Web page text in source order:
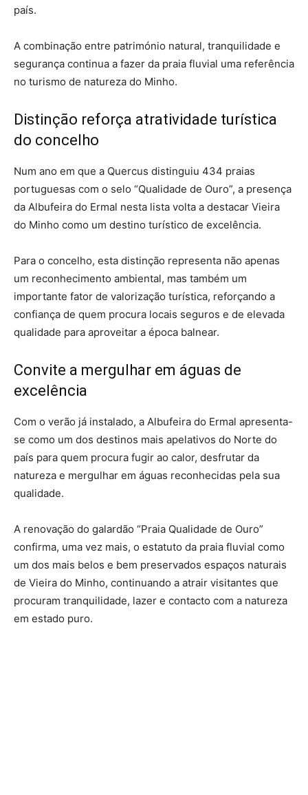
país.
A combinação entre património natural, tranquilidade e
segurança continua a fazer da praia fluvial uma referência
no turismo de natureza do Minho.
Distinção reforça atratividade turística
do concelho
Num ano em que a Quercus distinguiu 434 praias
portuguesas com o selo “Qualidade de Ouro”, a presença
da Albufeira do Ermal nesta lista volta a destacar Vieira
do Minho como um destino turístico de excelência.
Para o concelho, esta distinção representa não apenas
um reconhecimento ambiental, mas também um
importante fator de valorização turística, reforçando a
confiança de quem procura locais seguros e de elevada
qualidade para aproveitar a época balnear.
Convite a mergulhar em águas de
excelência
Com o verão já instalado, a Albufeira do Ermal apresenta-
se como um dos destinos mais apelativos do Norte do
país para quem procura fugir ao calor, desfrutar da
natureza e mergulhar em águas reconhecidas pela sua
qualidade.
A renovação do galardão “Praia Qualidade de Ouro”
confirma, uma vez mais, o estatuto da praia fluvial como
um dos mais belos e bem preservados espaços naturais
de Vieira do Minho, continuando a atrair visitantes que
procuram tranquilidade, lazer e contacto com a natureza
em estado puro.